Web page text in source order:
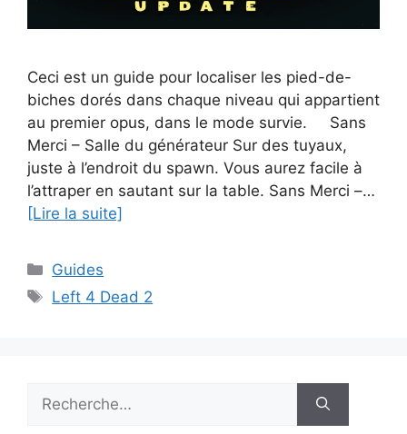
Ceci est un guide pour localiser les pied-de-
biches dorés dans chaque niveau qui appartient
au premier opus, dans le mode survie. Sans
Merci – Salle du générateur Sur des tuyaux,
juste à l’endroit du spawn. Vous aurez facile à
l’attraper en sautant sur la table. Sans Merci –…
[Lire la suite]
Catégories
Guides
Étiquettes
Left 4 Dead 2
Rechercher :